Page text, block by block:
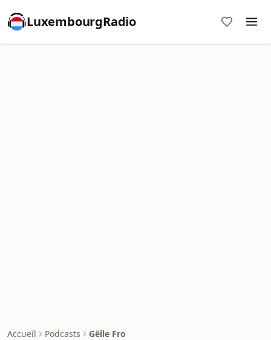
LuxembourgRadio
Accueil Podcasts Gëlle Fro